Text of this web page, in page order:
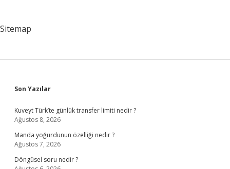
Sitemap
Sidebar
Son Yazılar
Kuveyt Türk’te günlük transfer limiti nedir ?
Ağustos 8, 2026
Manda yoğurdunun özelliği nedir ?
Ağustos 7, 2026
Döngüsel soru nedir ?